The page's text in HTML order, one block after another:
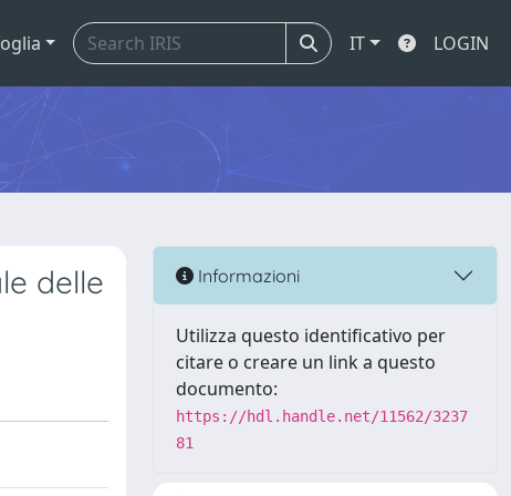
IT LOGIN
delle
Informazioni
Utilizza questo identificativo per
citare o creare un link a questo
documento:
https://hdl.handle.net/11562/3237
81